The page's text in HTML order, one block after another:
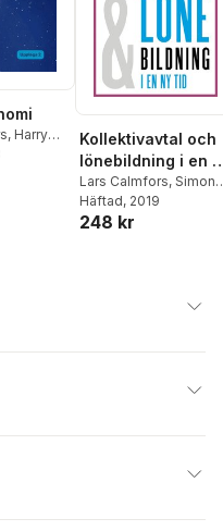
, Harry
Kollektivavtal och
lönebildning i en
tid
Lars Calmfors, Simon
Ek,Ann-Sofie Kolm
Skedinger
Häftad, 2019
248 kr